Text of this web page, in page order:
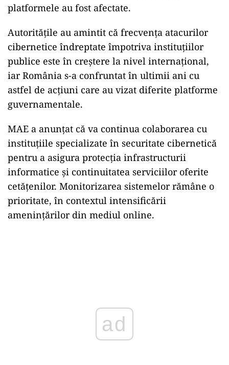
platformele au fost afectate.
Autoritățile au amintit că frecvența atacurilor
cibernetice îndreptate împotriva instituțiilor
publice este în creștere la nivel internațional,
iar România s-a confruntat în ultimii ani cu
astfel de acțiuni care au vizat diferite platforme
guvernamentale.
MAE a anunțat că va continua colaborarea cu
instituțiile specializate în securitate cibernetică
pentru a asigura protecția infrastructurii
informatice și continuitatea serviciilor oferite
cetățenilor. Monitorizarea sistemelor rămâne o
prioritate, în contextul intensificării
amenințărilor din mediul online.
ad